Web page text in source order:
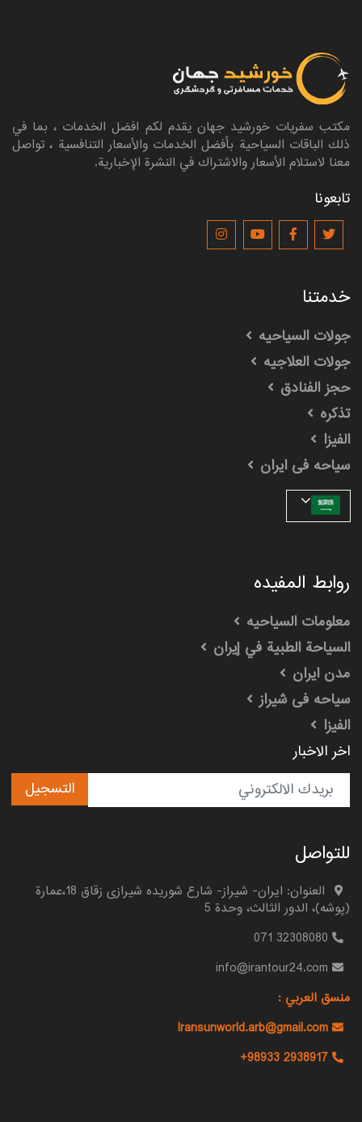
مکتب سفریات خورشيد جهان یقدم لکم افضل الخدمات ، بما في
ذلك الباقات السياحية بأفضل الخدمات والأسعار التنافسية ، تواصل
معنا لاستلام الأسعار والاشتراك في النشرة الإخبارية.
تابعونا
خدمتنا
جولات السیاحیه
جولات العلاجیه
حجز الفنادق
تذکره
الفیزا
سیاحه فی ایران
روابط المفیده
معلومات السیاحیه
السياحة الطبية في إيران
مدن ایران
سیاحه فی شیراز
الفیزا
اخر الاخبار
التسجیل
للتواصل
العنوان: ايران- شيراز- شارع شوريده شيرازى زقاق 18،عمارة
(پوشه)، الدور الثالث، وحدة 5
info@irantour24.com
منسق العربي :
Iransunworld.arb@gmail.com
+98933 2938917